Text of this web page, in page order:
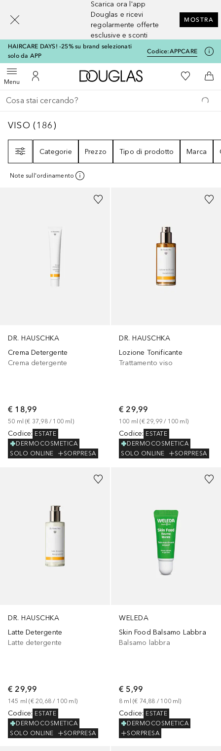
Scarica ora l'app
Douglas e ricevi
regolarmente offerte
esclusive e sconti
MOSTRA
HAIRCARE DAYS! -25% su brand selezionati
solo da APP
Codice:APPCARE
MenuApri menuAl Mio Account
A Douglas HomeAlla Mia
Al
Torna indietro
Esegui ricerca
VISO 186
VISO (186)
Categorie
Prezzo Tipo di prodotto Marca
Note sull'ordinamento
DR. HAUSCHKA
Crema Detergente
Crema detergente
€ 18,99
50 ml (€ 37,98 / 100 ml )
Codice: ESTATE
DERMOCOSMETICA
SOLO ONLINE
SORPRESA
DR. HAUSCHKA
Lozione Tonificante
Trattamento viso
€ 29,99
100 ml (€ 29,99 / 100 ml )
Codice: ESTATE
DERMOCOSMETICA
SOLO ONLINE
SORPRESA
DR. HAUSCHKA
Latte Detergente
Latte detergente
€ 29,99
145 ml (€ 20,68 / 100 ml )
Codice: ESTATE
DERMOCOSMETICA
SOLO ONLINE
SORPRESA
WELEDA
Skin Food Balsamo Labbra
Balsamo labbra
€ 5,99
8 ml (€ 74,88 / 100 ml)
Codice: ESTATE
DERMOCOSMETICA
SORPRESA
[navigation.slideout.screenreader]